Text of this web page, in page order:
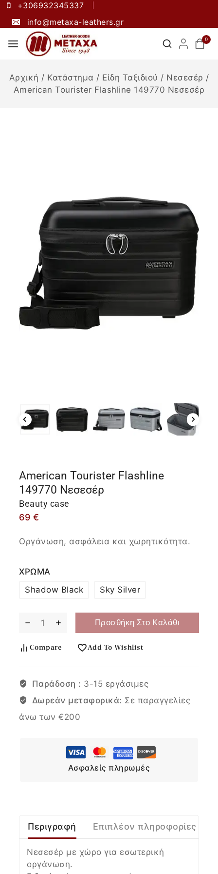
+306932345337
info@metaxa-leathers.gr
0
Αρχική / Κατάστημα / Είδη Ταξιδιού / Νεσεσέρ /
American Tourister Flashline 149770 Νεσεσέρ
American Tourister Flashline
149770 Νεσεσέρ
Beauty case
69 €
Οργάνωση, ασφάλεια και χωρητικότητα.
ΧΡΩΜΑ
Shadow Black
Sky Silver
Προσθήκη Στο Καλάθι
Compare Add To Wishlist
Παράδοση : 3-15 εργάσιμες
Δωρεάν μεταφορικά: Σε παραγγελίες
άνω των €200
Ασφαλείς πληρωμές
Περιγραφή Επιπλέον πληροφορίες
Νεσεσέρ με χώρο για εσωτερική
οργάνωση.